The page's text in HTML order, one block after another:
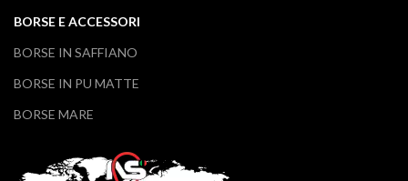
BORSE E ACCESSORI
BORSE IN SAFFIANO
BORSE IN PU MATTE
BORSE MARE